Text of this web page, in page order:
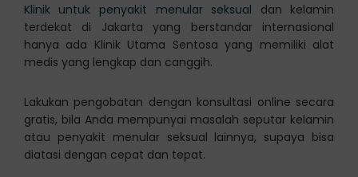
Klinik untuk penyakit menular seksual dan kelamin
terdekat di Jakarta yang berstandar internasional
hanya ada Klinik Utama Sentosa yang memiliki alat
medis yang lengkap dan canggih.
Lakukan pengobatan dengan konsultasi online secara
gratis, bila Anda mempunyai masalah seputar kelamin
atau penyakit menular seksual lainnya, supaya bisa
diatasi dengan cepat dan tepat.